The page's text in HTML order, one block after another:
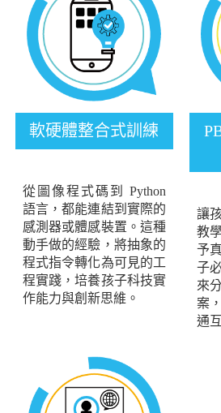
軟硬體整合式訓練
從圖像程式碼到 Python
語言，都能連結到實際的
感測器或體感裝置。這種
動手做的經驗，將抽象的
程式指令轉化為可見的工
程實踐，培養孩子科技實
作能力與創新思維。
讓
教
予
子
來
案
通